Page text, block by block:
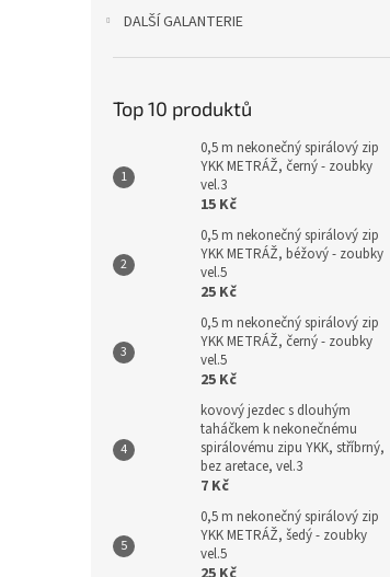
DALŠÍ GALANTERIE
Top 10 produktů
0,5 m nekonečný spirálový zip
YKK METRÁŽ, černý - zoubky
vel.3
15 Kč
0,5 m nekonečný spirálový zip
YKK METRÁŽ, béžový - zoubky
vel.5
25 Kč
0,5 m nekonečný spirálový zip
YKK METRÁŽ, černý - zoubky
vel.5
25 Kč
kovový jezdec s dlouhým
taháčkem k nekonečnému
spirálovému zipu YKK, stříbrný,
bez aretace, vel.3
7 Kč
0,5 m nekonečný spirálový zip
YKK METRÁŽ, šedý - zoubky
vel.5